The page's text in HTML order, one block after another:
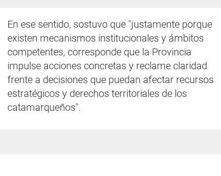
En ese sentido, sostuvo que "justamente porque
existen mecanismos institucionales y ámbitos
competentes, corresponde que la Provincia
impulse acciones concretas y reclame claridad
frente a decisiones que puedan afectar recursos
estratégicos y derechos territoriales de los
catamarqueños".